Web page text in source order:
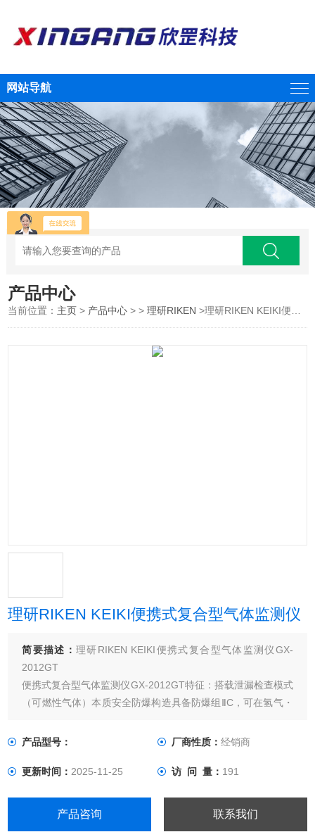
网站导航
产品中心
当前位置： 主页 > 产品中心 > >理研RIKEN >理研RIKEN KEIKI便携式复合型气体监测仪
理研RIKEN KEIKI便携式复合型气体监测仪
简要描述：理研RIKEN KEIKI便携式复合型气体监测仪GX-
2012GT
便携式复合型气体监测仪GX-2012GT特征：搭载泄漏检查模式
（可燃性气体）本质安全防爆构造具备防爆组ⅡC，可在氢气・
外作业搭载三方向报警指示灯・二方向蜂鸣器，可将危险状况
上，在嘈杂的工厂内也可做到听取无遗漏可将干
产品型号： 厂商性质： 经销商
更新时间：2025-11-25 访 问 量： 191
产品咨询 联系我们